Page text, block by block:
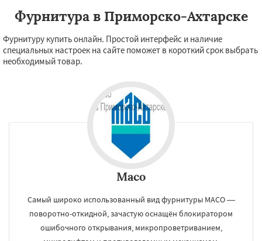
Фурнитура в Приморско-Ахтарске
Фурнитуру купить онлайн. Простой интерфейс и наличие
специальных настроек на сайте поможет в короткий срок выбрать
необходимый товар.
Maco
Самый широко использованный вид фурнитуры MACO —
поворотно-откидной, зачастую оснащён блокиратором
ошибочного открывания, микропроветриванием,